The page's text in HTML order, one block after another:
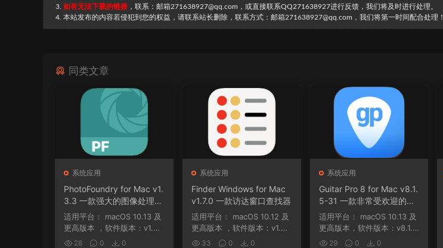
3. 如有无法下载的链接 ，联系：邮箱271638927@qq.com，或直接联系QQ271638927进行反馈，我们将及时进行处理。
4. 本站发布的内容若侵犯到您的权益，请联系站长删除，联系方式：邮箱271638927@qq.com，我们将第一时间配合处理！
同类文章
系统应用
PhotoFoundry for Mac v1.
3.3 一款强大的图像处理软
件
适用平台： macOS 10.13 及
更高版本 ，软件版本：v1.2.
6 macOS 11 及...
28 0 0
系统应用
Finder Windows for Mac
v1.7.0 一款访达窗口查找器
适用平台： macOS 10.12 及
更高版本 ，软件版本：v1.5.1
8 nan ，软件版本...
33 0 0
系统应用
Guitar Pro 8 for Mac v8.1.
5-31 一款非常受欢迎的音
乐制作软件
适用平台： macOS 10.13 及
更高版本，软件版本：v8.1.3
-121 macOS 10....
29 0 0